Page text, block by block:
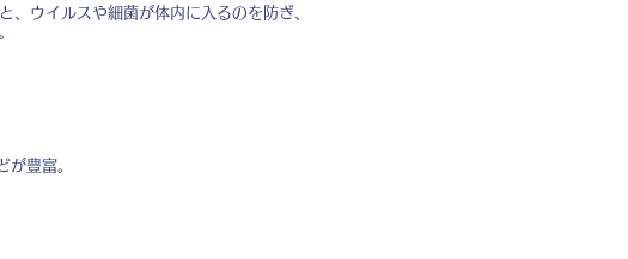
ウイルスや細菌が体内に入るのを防ぎ、
が豊富。